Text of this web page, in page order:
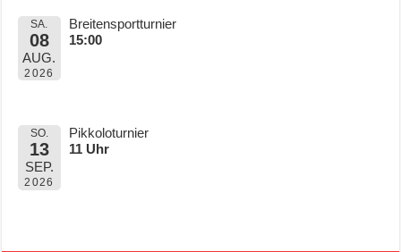
SA.
08
AUG.
2026
Breitensportturnier
15:00
SO.
13
SEP.
2026
Pikkoloturnier
11 Uhr